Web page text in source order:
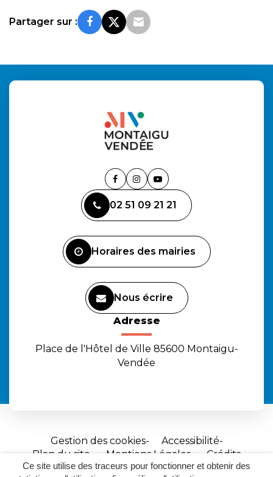
Ce site utilise des traceurs pour fonctionner et obtenir des
Partager sur :
Lien
le
compte
Lien
le
compte
Lien
la
chaîne
02 51 09 21 21
Horaires des mairies
Nous écrire
Adresse
Place de l'Hôtel de Ville 85600 Montaigu-
Vendée
Gestion des cookies
Accessibilité
Plan du site
Mentions Légales
Crédits